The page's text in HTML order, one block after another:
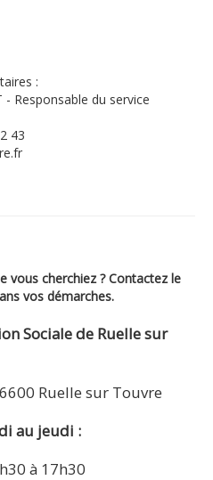
:
- Responsable du service
43
vous cherchiez ? Contactez le
vos démarches.
Sociale de Ruelle sur
Ruelle sur Touvre
au jeudi :
à 17h30